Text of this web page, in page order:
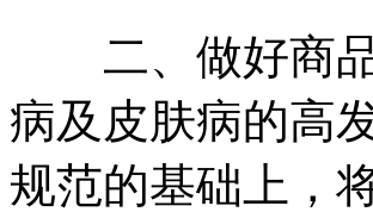
二、做好商品
病及皮肤病的高
规范的基础上，